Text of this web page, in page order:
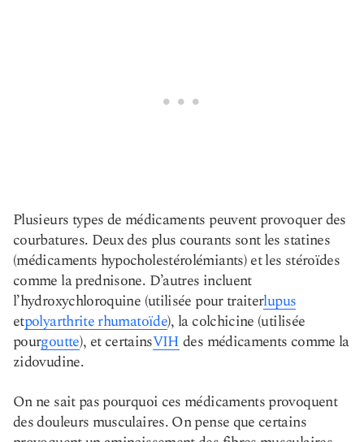
Plusieurs types de médicaments peuvent provoquer des
courbatures. Deux des plus courants sont les statines
(médicaments hypocholestérolémiants) et les stéroïdes
comme la prednisone. D’autres incluent
l’hydroxychloroquine (utilisée pour traiterlupus
etpolyarthrite rhumatoïde), la colchicine (utilisée
pourgoutte), et certainsVIHdes médicaments comme la
zidovudine.
On ne sait pas pourquoi ces médicaments provoquent
des douleurs musculaires. On pense que certains